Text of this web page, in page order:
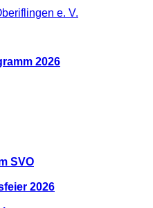
2026
SVO
2026